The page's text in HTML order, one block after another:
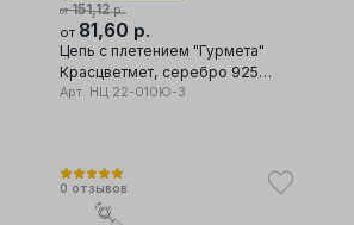
от151,12р.
от 81,60 р.
Цепь с плетением "Гурмета"
Красцветмет, серебро 925
проба
Арт. НЦ 22-010Ю-3
0 отзывов